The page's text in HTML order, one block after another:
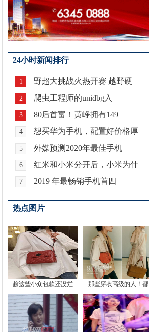
24小时新闻排行
1 野超大挑战火热开赛 越野硬
2 爬虫工程师的unidbg入
3 80后首富！黄峥拥有149
4 想买华为手机，配置好价格厚
5 外媒预测2020年最佳手机
6 红米和小米分开后，小米为什
7 2019 年最畅销手机首四
热点图片
趁这些小众包款还没烂 那些穿衣高级的人！都